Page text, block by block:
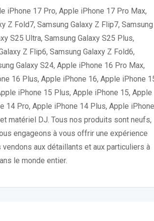
iPhone 17 Pro, Apple iPhone 17 Pro Max,
Z Fold7, Samsung Galaxy Z Flip7, Samsung
S25 Ultra, Samsung Galaxy S25 Plus,
Z Flip6, Samsung Galaxy Z Fold6,
Galaxy S24, Apple iPhone 16 Pro Max,
16 Plus, Apple iPhone 16, Apple iPhone
iPhone 15 Plus, Apple iPhone 15, Apple
14 Pro, Apple iPhone 14 Plus, Apple iPhone
matériel DJ. Tous nos produits sont neufs,
engageons à vous offrir une expérience
vendons aux détaillants et aux particuliers à
le monde entier.